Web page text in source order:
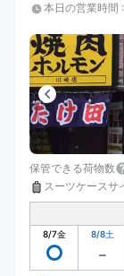
本日の営業時間 :
保管できる荷物数
スーツケースサ
8/7金 8/8土